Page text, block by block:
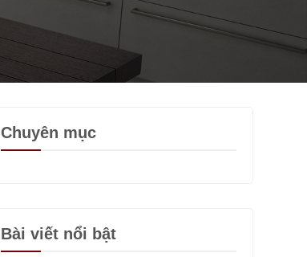
Chuyên mục
Bài viết nổi bật